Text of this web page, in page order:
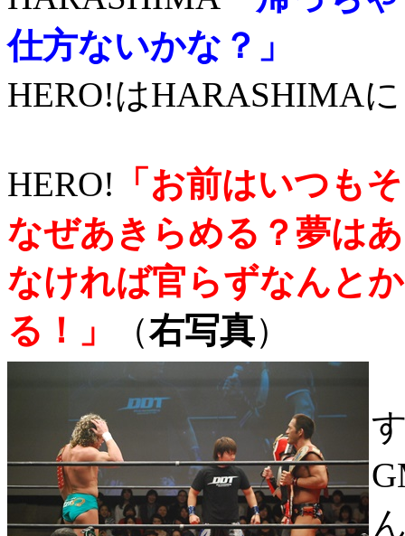
仕方ないかな？」
HERO!はHARASHIMA
HERO! 「お前はいつも
なぜあきらめる？夢は
なければ官らずなんと
る！」
（右写真）